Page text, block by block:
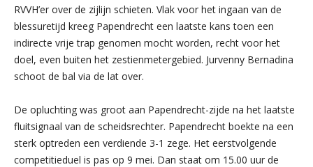
RVVH’er over de zijlijn schieten. Vlak voor het ingaan van de
blessuretijd kreeg Papendrecht een laatste kans toen een
indirecte vrije trap genomen mocht worden, recht voor het
doel, even buiten het zestienmetergebied. Jurvenny Bernadina
schoot de bal via de lat over.
De opluchting was groot aan Papendrecht-zijde na het laatste
fluitsignaal van de scheidsrechter. Papendrecht boekte na een
sterk optreden een verdiende 3-1 zege. Het eerstvolgende
competitieduel is pas op 9 mei. Dan staat om 15.00 uur de